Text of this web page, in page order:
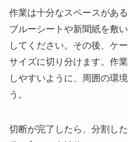
作業は十分なスペースがあ
ブルーシートや新聞紙を敷
してください。その後、ケ
サイズに切り分けます。作
しやすいように、周囲の環
う。
切断が完了したら、分割し